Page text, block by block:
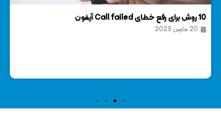
20 مارس 2023